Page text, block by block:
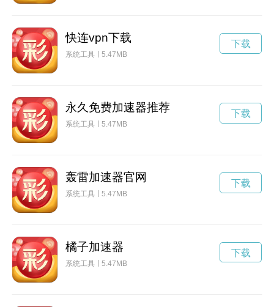
快连vpn下载
系统工具 5.47MB
下载
永久免费加速器推荐
系统工具 5.47MB
下载
轰雷加速器官网
系统工具 5.47MB
下载
橘子加速器
系统工具 5.47MB
下载